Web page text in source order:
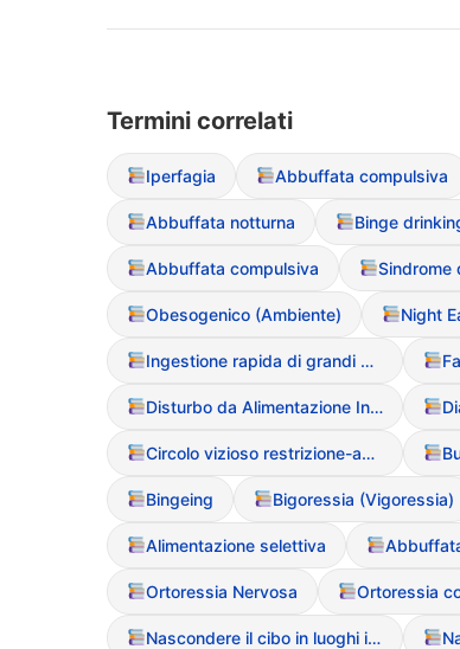
Termini correlati
Iperfagia Abbuffata compulsiva
Abbuffata notturna Binge
Abbuffata compulsiva
Obesogenico (Ambiente)
Ingestione rapida di grandi quantit? (Bingeing)
Disturbo da Alimentazione Incontrollata (BED)
Circolo vizioso restrizione-abbuffata
Bingeing Bigoressia (Vigoressia)
Alimentazione selettiva
Ortoressia Nervosa
Nascondere il cibo in luoghi insoliti